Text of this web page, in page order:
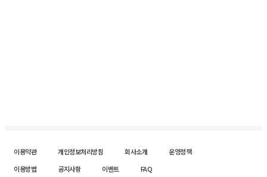
이용약관 개인정보처리방침 회사소개
운영정책
이용방법
공지사항 이벤트 FAQ